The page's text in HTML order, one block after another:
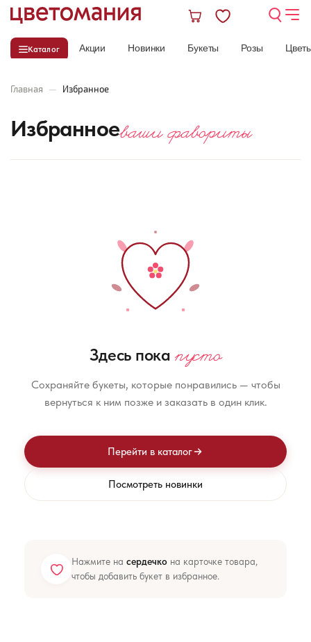
Каталог Акции Новинки Букеты Розы
Главная — Избранное
Избранноеваши фавориты
Здесь пока пусто
Сохраняйте букеты, которые понравились — чтобы
вернуться к ним позже и заказать в один клик.
Перейти в каталог
Посмотреть новинки
Нажмите на сердечко на карточке товара,
чтобы добавить букет в избранное.